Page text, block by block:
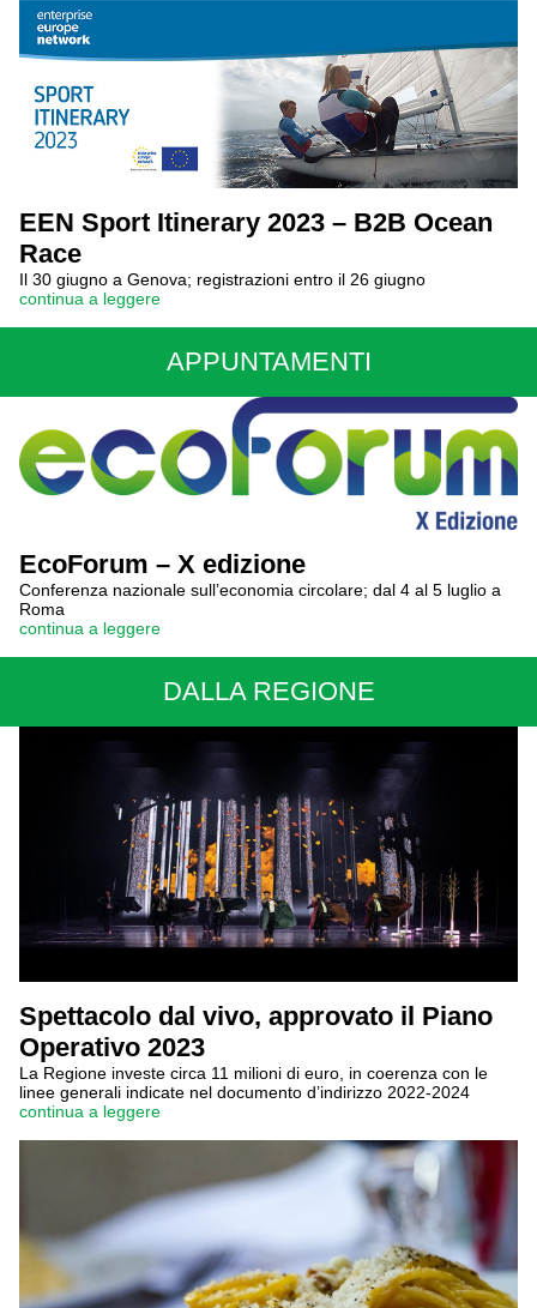
EEN Sport Itinerary 2023 – B2B Ocean
Race
Il 30 giugno a Genova; registrazioni entro il 26 giugno
continua a leggere
APPUNTAMENTI
EcoForum – X edizione
Conferenza nazionale sull’economia circolare; dal 4 al 5 luglio a
Roma
continua a leggere
DALLA REGIONE
Spettacolo dal vivo, approvato il Piano
Operativo 2023
La Regione investe circa 11 milioni di euro, in coerenza con le
linee generali indicate nel documento d’indirizzo 2022-2024
continua a leggere